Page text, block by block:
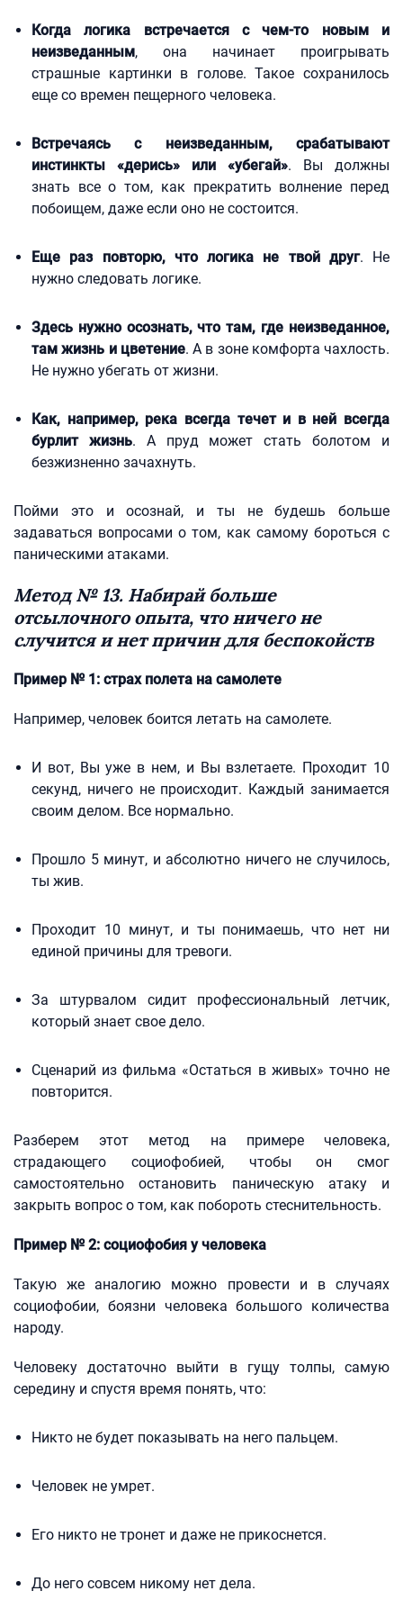
Когда логика встречается с чем-то новым и
неизведанным, она начинает проигрывать
страшные картинки в голове. Такое сохранилось
еще со времен пещерного человека.
Встречаясь с неизведанным, срабатывают
инстинкты «дерись» или «убегай». Вы должны
знать все о том, как прекратить волнение перед
побоищем, даже если оно не состоится.
Еще раз повторю, что логика не твой друг. Не
нужно следовать логике.
Здесь нужно осознать, что там, где неизведанное,
там жизнь и цветение. А в зоне комфорта чахлость.
Не нужно убегать от жизни.
Как, например, река всегда течет и в ней всегда
бурлит жизнь. А пруд может стать болотом и
безжизненно зачахнуть.
Пойми это и осознай, и ты не будешь больше
задаваться вопросами о том, как самому бороться с
паническими атаками.
Метод № 13. Набирай больше
отсылочного опыта, что ничего не
случится и нет причин для беспокойств
Пример № 1: страх полета на самолете
Например, человек боится летать на самолете.
И вот, Вы уже в нем, и Вы взлетаете. Проходит 10
секунд, ничего не происходит. Каждый занимается
своим делом. Все нормально.
Прошло 5 минут, и абсолютно ничего не случилось,
ты жив.
Проходит 10 минут, и ты понимаешь, что нет ни
единой причины для тревоги.
За штурвалом сидит профессиональный летчик,
который знает свое дело.
Сценарий из фильма «Остаться в живых» точно не
повторится.
Разберем этот метод на примере человека,
страдающего социофобией, чтобы он смог
самостоятельно остановить паническую атаку и
закрыть вопрос о том, как побороть стеснительность.
Пример № 2: социофобия у человека
Такую же аналогию можно провести и в случаях
социофобии, боязни человека большого количества
народу.
Человеку достаточно выйти в гущу толпы, самую
середину и спустя время понять, что:
Никто не будет показывать на него пальцем.
Человек не умрет.
Его никто не тронет и даже не прикоснется.
До него совсем никому нет дела.